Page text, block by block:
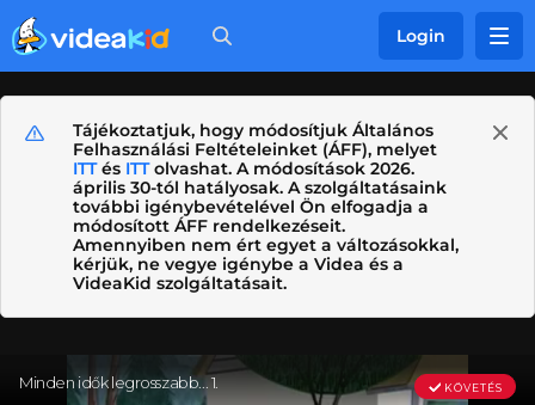
Login
Tájékoztatjuk, hogy módosítjuk Általános
Felhasználási Feltételeinket (ÁFF), melyet
ITTés ITTolvashat. A módosítások 2026.
április 30-tól hatályosak. A szolgáltatásaink
további igénybevételével Ön elfogadja a
módosított ÁFF rendelkezéseit.
Amennyiben nem ért egyet a változásokkal,
kérjük, ne vegye igénybe a Videa és a
VideaKid szolgáltatásait.